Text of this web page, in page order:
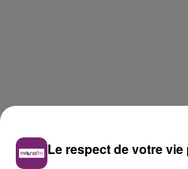
Le respect de votre